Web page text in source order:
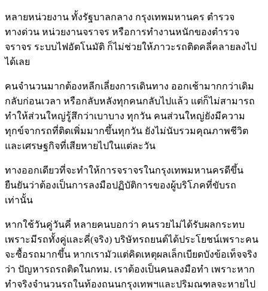
หลายหน่วยงาน ทั้งรัฐบาลกลาง กรุงเทพมหานคร ตำรวจ
ทางด่วน หน่วยงานจราจร หรือการทำงานหนักของตำรวจ
จราจร ระบบไฟอัตโนมัติ ก็ไม่ช่วยให้ภาวะรถติดคลี่คลายลงไป
ได้เลย
คนจำนวนมากต้องหลีกเลี่ยงการเดินทาง ออกเช้ามากกว่าเดิม
กลับก่อนเวลา หรือกลับหลังทุกคนกลับไปแล้ว แต่ก็ไม่สามารถ
ทำให้ส่วนใหญ่รู้สึกว่าเบาบาง ทุกวัน คนส่วนใหญ่ยังมีความ
ทุกข์จากรถที่ติดเพิ่มมากขึ้นทุกวัน ยังไม่นับรวมคุณภาพชีวิต
และเศรษฐกิจที่เสียหายไปในแต่ละวัน
ทางออกเดียวที่จะทำให้การจราจรในกรุงเทพมหานครดีขึ้น
ยืนยันว่าต้องเป็นการลงมือปฏิบัติการของผู้บริโภคที่ขับรถ
เท่านั้น
หากใช้วันคู่วันคี่ หลายคนบอกว่า คนรวยไม่ได้รับผลกระทบ
เพราะมีรถทั้งคู่และคี่(จริง) บริษัทรถยนต์ได้ประโยชน์เพราะคน
จะซื้อรถมากขึ้น หากเรามัวแต่คิดเหตุผลเล็กเบียดบังข้อเท็จจริง
ว่า ปัญหารถรถติดในกทม. เราต้องเป็นคนลงมือทำ เพราะหาก
ทำจริงจำนวนรถในท้องถนนกรุงเทพฯและปริมณฑลจะหายไป